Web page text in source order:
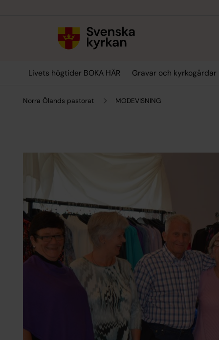
Livets högtider BOKA HÄR Gravar och kyrkogårdar
Norra Ölands pastorat MODEVISNING